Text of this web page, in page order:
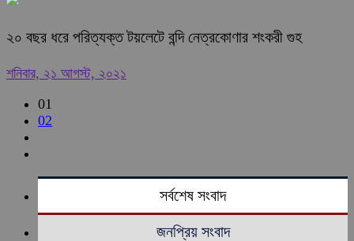
২০ বছর ধরে পরিত্যক্ত টয়লেটে বন্দি নেত্রকোণার শংকরী গুহ
শনিবার, ২১ আগস্ট, ২০২১
01
02
সর্বশেষ সংবাদ
জনপ্রিয় সংবাদ